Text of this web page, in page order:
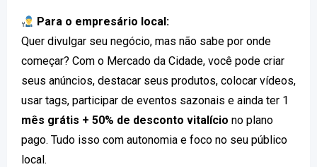
Para o empresário local:
Quer divulgar seu negócio, mas não sabe por onde
começar? Com o Mercado da Cidade, você pode criar
seus anúncios, destacar seus produtos, colocar vídeos,
usar tags, participar de eventos sazonais e ainda ter 1
mês grátis + 50% de desconto vitalício no plano
pago. Tudo isso com autonomia e foco no seu público
local.